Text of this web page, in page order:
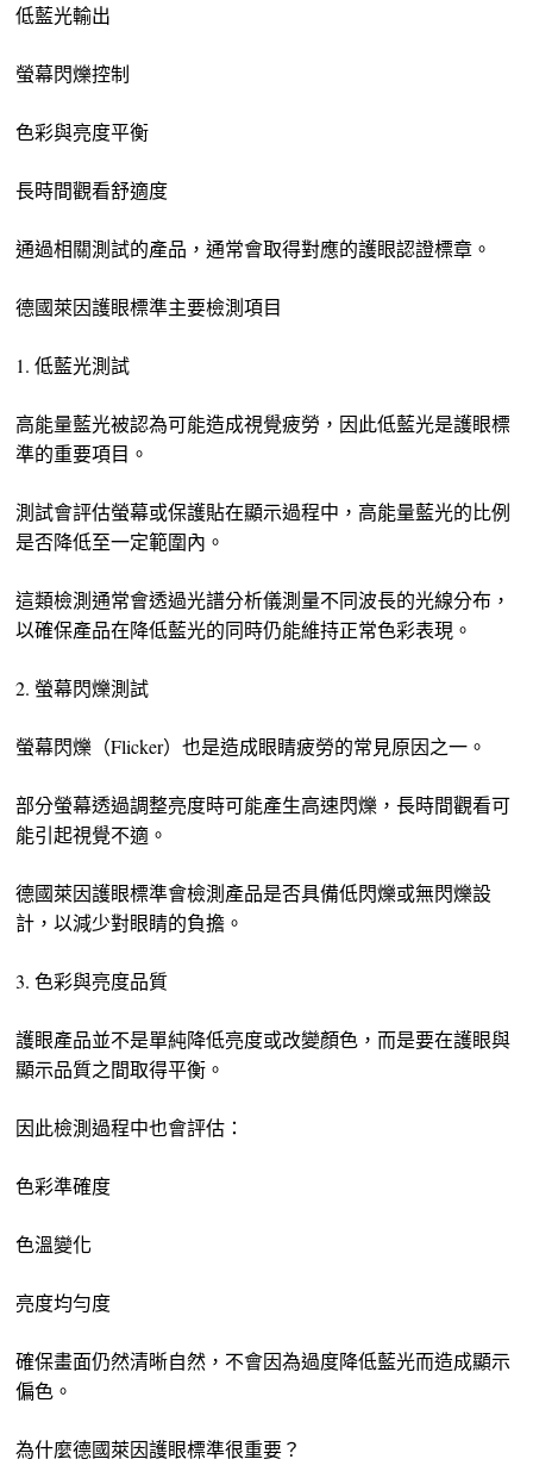
低藍光輸出
螢幕閃爍控制
色彩與亮度平衡
長時間觀看舒適度
通過相關測試的產品，通常會取得對應的護眼認證標章。
德國萊因護眼標準主要檢測項目
1. 低藍光測試
高能量藍光被認為可能造成視覺疲勞，因此低藍光是護眼標
準的重要項目。
測試會評估螢幕或保護貼在顯示過程中，高能量藍光的比例
是否降低至一定範圍內。
這類檢測通常會透過光譜分析儀測量不同波長的光線分布，
以確保產品在降低藍光的同時仍能維持正常色彩表現。
2. 螢幕閃爍測試
螢幕閃爍（Flicker）也是造成眼睛疲勞的常見原因之一。
部分螢幕透過調整亮度時可能產生高速閃爍，長時間觀看可
能引起視覺不適。
德國萊因護眼標準會檢測產品是否具備低閃爍或無閃爍設
計，以減少對眼睛的負擔。
3. 色彩與亮度品質
護眼產品並不是單純降低亮度或改變顏色，而是要在護眼與
顯示品質之間取得平衡。
因此檢測過程中也會評估：
色彩準確度
色溫變化
亮度均勻度
確保畫面仍然清晰自然，不會因為過度降低藍光而造成顯示
偏色。
為什麼德國萊因護眼標準很重要？